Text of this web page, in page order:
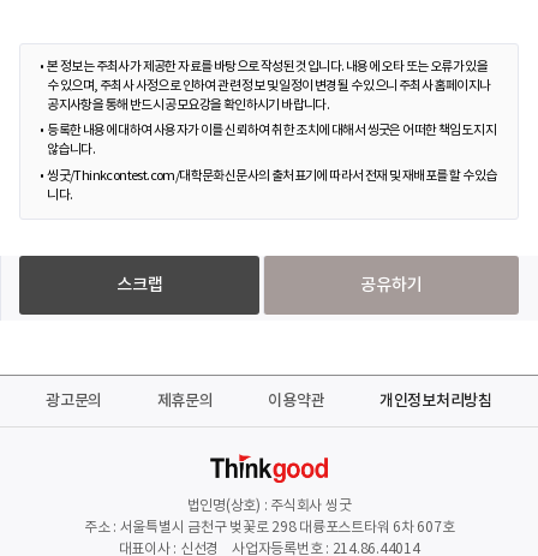
본 정보는 주최사가 제공한 자료를 바탕으로 작성된 것입니다. 내용에 오타 또는 오류가 있을
수 있으며, 주최사 사정으로 인하여 관련 정보 및 일정이 변경될 수 있으니 주최사 홈페이지나
공지사항을 통해 반드시 공모요강을 확인하시기 바랍니다.
등록한 내용에 대하여 사용자가 이를 신뢰하여 취한 조치에 대해서 씽굿은 어떠한 책임도 지지
않습니다.
씽굿/Thinkcontest.com/대학문화신문사의 출처표기에 따라서 전재 및 재배포를 할 수 있습
니다.
스크랩 공유하기
광고문의 제휴문의 이용약관 개인정보처리방침
법인명(상호) : 주식회사 씽굿
주소 : 서울특별시 금천구 벚꽃로 298 대륭포스트타워 6차 607호
대표이사 : 신선경 사업자등록번호 : 214.86.44014